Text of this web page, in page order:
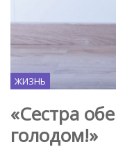
ЖИЗНЬ
«Сестра
голодом!»